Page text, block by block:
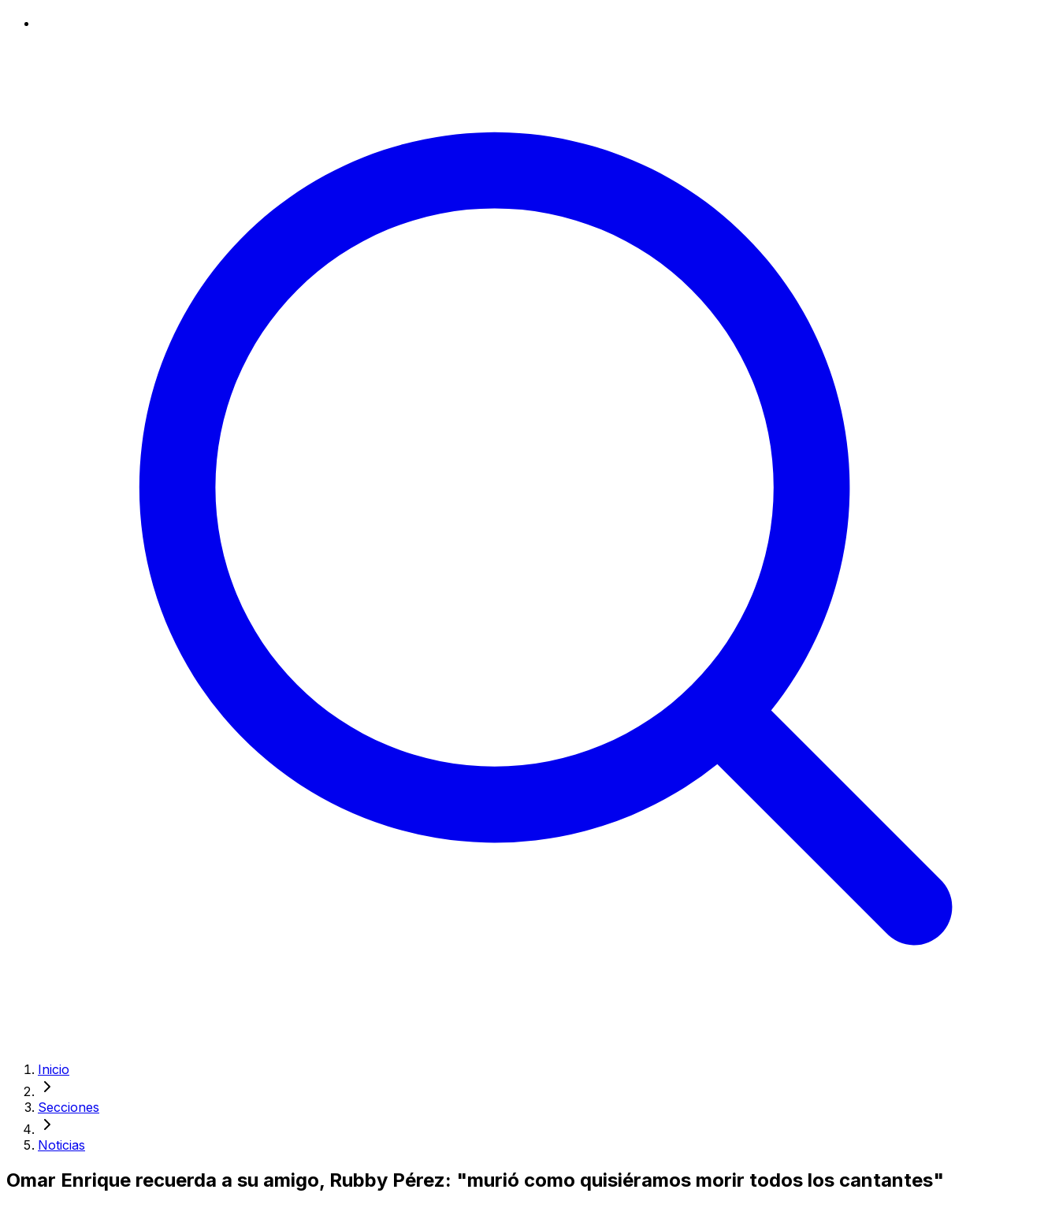
Inicio
Secciones
Noticias
Omar Enrique recuerda a su amigo, Rubby Pérez: "murió como quisiéramos morir todos los cantantes"